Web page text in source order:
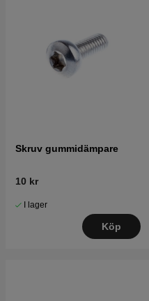
Skruv gummidämpare
10 kr
I lager
Köp